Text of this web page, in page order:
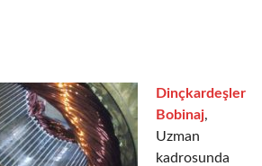
Dinçkardeşler
Bobinaj,
Uzman
kadrosunda